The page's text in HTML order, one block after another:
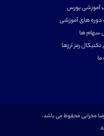
آموزشی بورس
های آموزشی
سهام ها
رمز ارزها
ما
محرابی محفوظ می باشد.